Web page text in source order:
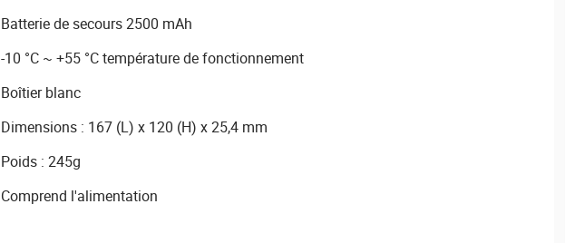
Batterie de secours 2500 mAh
-10 °C ~ +55 °C température de fonctionnement
Boîtier blanc
Dimensions : 167 (L) x 120 (H) x 25,4 mm
Poids : 245g
Comprend l'alimentation